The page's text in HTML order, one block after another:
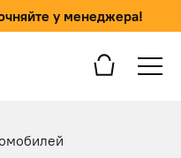
у менеджера!